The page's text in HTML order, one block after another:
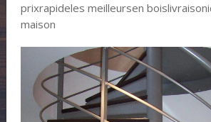
prixrapideles meilleursen
maison